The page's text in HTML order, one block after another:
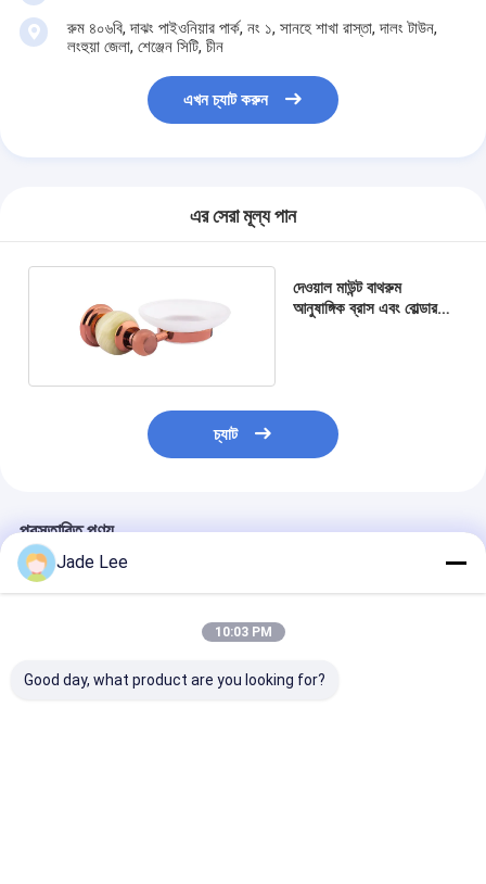
রুম ৪০৬বি, দাঝং পাইওনিয়ার পার্ক, নং ১, সানহে শাখা রাস্তা, দালং টাউন,
লংহুয়া জেলা, শেঞ্জেন সিটি, চীন
এখন চ্যাট করুন
এর সেরা মূল্য পান
দেওয়াল মাউন্ট বাথরুম
আনুষাঙ্গিক ব্রাস এবং বোল্ডার
চ্যাট
প্রস্তাবিত পণ্য
Jade Lee
10:03 PM
Good day, what product are you looking for?